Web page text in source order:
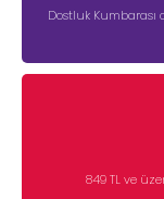
Dostluk Kumbarası
849 TL ve